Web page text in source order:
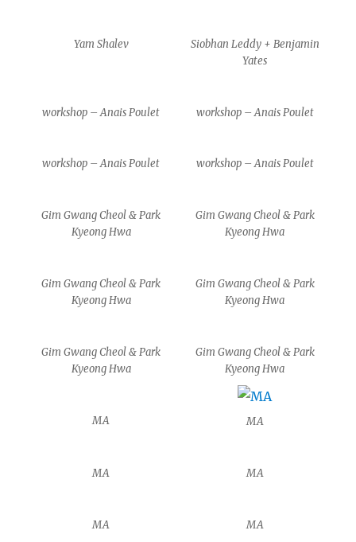
Yam Shalev
Siobhan Leddy + Benjamin
Yates
workshop – Anais Poulet workshop – Anais Poulet
workshop – Anais Poulet workshop – Anais Poulet
Gim Gwang Cheol & Park
Kyeong Hwa
Gim Gwang Cheol & Park
Kyeong Hwa
Gim Gwang Cheol & Park
Kyeong Hwa
Gim Gwang Cheol & Park
Kyeong Hwa
Gim Gwang Cheol & Park
Kyeong Hwa
Gim Gwang Cheol & Park
Kyeong Hwa
MA MA
MA MA
MA MA